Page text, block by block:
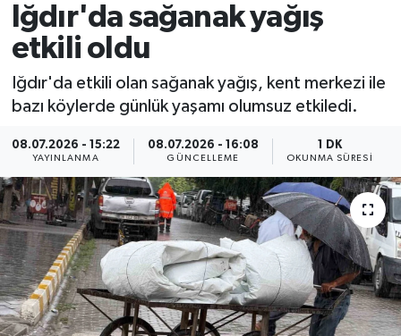
Iğdır'da sağanak yağış
etkili oldu
Iğdır'da etkili olan sağanak yağış, kent merkezi ile
bazı köylerde günlük yaşamı olumsuz etkiledi.
08.07.2026 - 15:22
YAYINLANMA
08.07.2026 - 16:08
GÜNCELLEME
1 DK
OKUNMA SÜRESI
KÖŞE YAZILARI
KÜLTÜR-SANAT-MAGAZİN
MEDYA
ÖZEL HABER
RÖPORTAJLAR
SAĞLIK
SİYASET
Tüm Manşetler
Son Dakika Haberleri
Haber Arşivi